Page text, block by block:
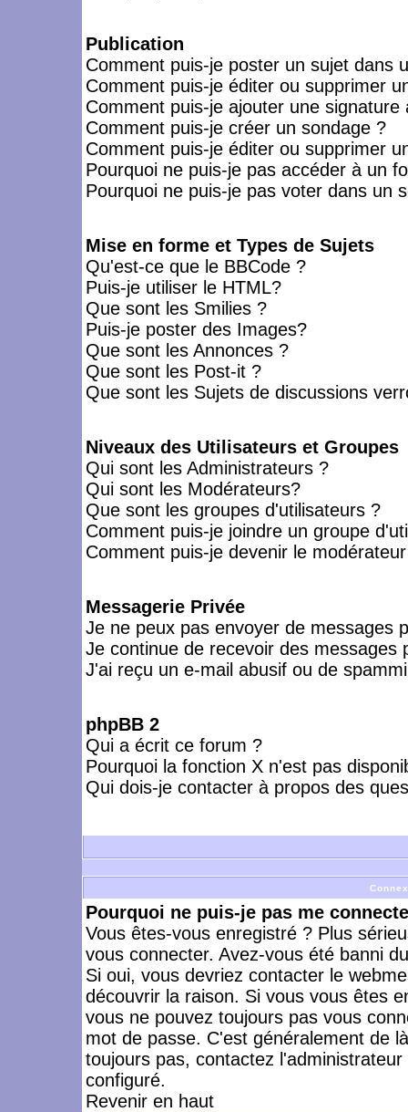
Publication
Comment puis-je poster un sujet dans
Comment puis-je éditer ou supprimer
Comment puis-je ajouter une signature
Comment puis-je créer un sondage ?
Comment puis-je éditer ou supprimer
Pourquoi ne puis-je pas accéder à un
Pourquoi ne puis-je pas voter dans un
Mise en forme et Types de Sujets
Qu'est-ce que le BBCode ?
Puis-je utiliser le HTML?
Que sont les Smilies ?
Puis-je poster des Images?
Que sont les Annonces ?
Que sont les Post-it ?
Que sont les Sujets de discussions
Niveaux des Utilisateurs et Groupes
Qui sont les Administrateurs ?
Qui sont les Modérateurs?
Que sont les groupes d'utilisateurs ?
Comment puis-je joindre un groupe
Comment puis-je devenir le
Messagerie Privée
Je ne peux pas envoyer de messages
Je continue de recevoir des messages
J'ai reçu un e-mail abusif ou de
phpBB 2
Qui a écrit ce forum ?
Pourquoi la fonction X n'est pas
Qui dois-je contacter à propos des
Pourquoi ne puis-je pas me
Vous êtes-vous enregistré ? Plus
vous connecter. Avez-vous été banni
Si oui, vous devriez contacter le
découvrir la raison. Si vous vous êtes
vous ne pouvez toujours pas vous
mot de passe. C'est généralement de
toujours pas, contactez
configuré.
Revenir en haut